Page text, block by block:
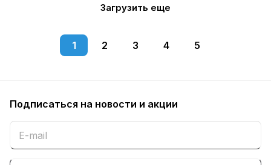
Загрузить еще
1 2 3 4 5
Подписаться на новости и акции